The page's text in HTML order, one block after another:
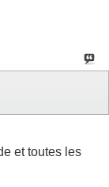
et toutes les